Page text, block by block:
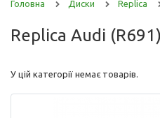
Головна Диски Replica
Replica Audi (R691)
У цій категорії немає товарів.